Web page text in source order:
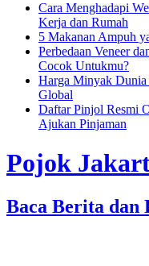
Cara Menghadapi
Kerja dan Rumah
5 Makanan Ampuh
Perbedaan Veneer
Cocok Untukmu?
Harga Minyak
Global
Daftar Pinjol Resmi
Ajukan Pinjaman
Pojok
Baca Berita dan